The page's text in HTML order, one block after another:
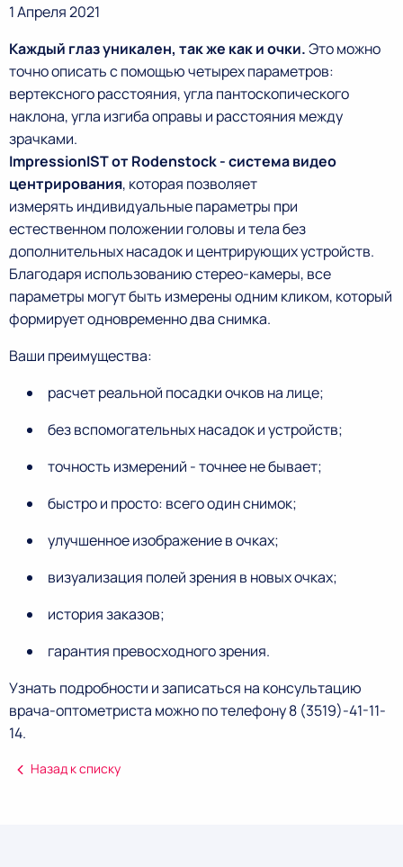
1 Апреля 2021
Каждый глаз уникален, так же как и очки.Это можно
точно описать с помощью четырех параметров:
вертексного расстояния, угла пантоскопического
наклона, угла изгиба оправы и расстояния между
зрачками.
ImpressionIST от Rodenstock - системавидео
центрирования, которая позволяет
измерять индивидуальные параметры при
естественном положении головы и тела без
дополнительных насадок и центрирующих устройств.
Благодаря использованию стерео-камеры, все
параметры могут быть измерены одним кликом, который
формирует одновременно два снимка.
Ваши преимущества:
расчет реальной посадки очков на лице;
без вспомогательных насадок и устройств;
точность измерений - точнее не бывает;
быстро и просто: всего один снимок;
улучшенное изображение в очках;
визуализация полей зрения в новых очках;
история заказов;
гарантия превосходного зрения.
Узнать подробности и записаться на консультацию
врача-оптометриста можно по телефону 8 (3519)-41-11-
14.
Назад к списку